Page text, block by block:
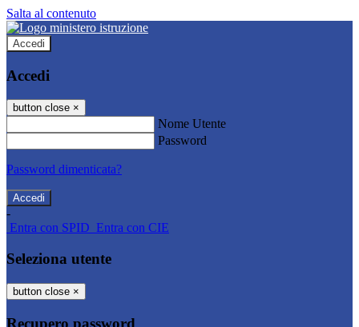
Salta al contenuto
Accedi
Accedi
button close ×
Nome Utente
Password
Password dimenticata?
-
Entra con SPID Entra con CIE
Seleziona utente
button close ×
Recupero password